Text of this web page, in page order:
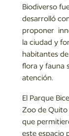
Biodiverso
desarrolló
proponer
la ciudad y
habitantes
flora y fauna
atención.
El Parque
Zoo de Quito
que
este espacio